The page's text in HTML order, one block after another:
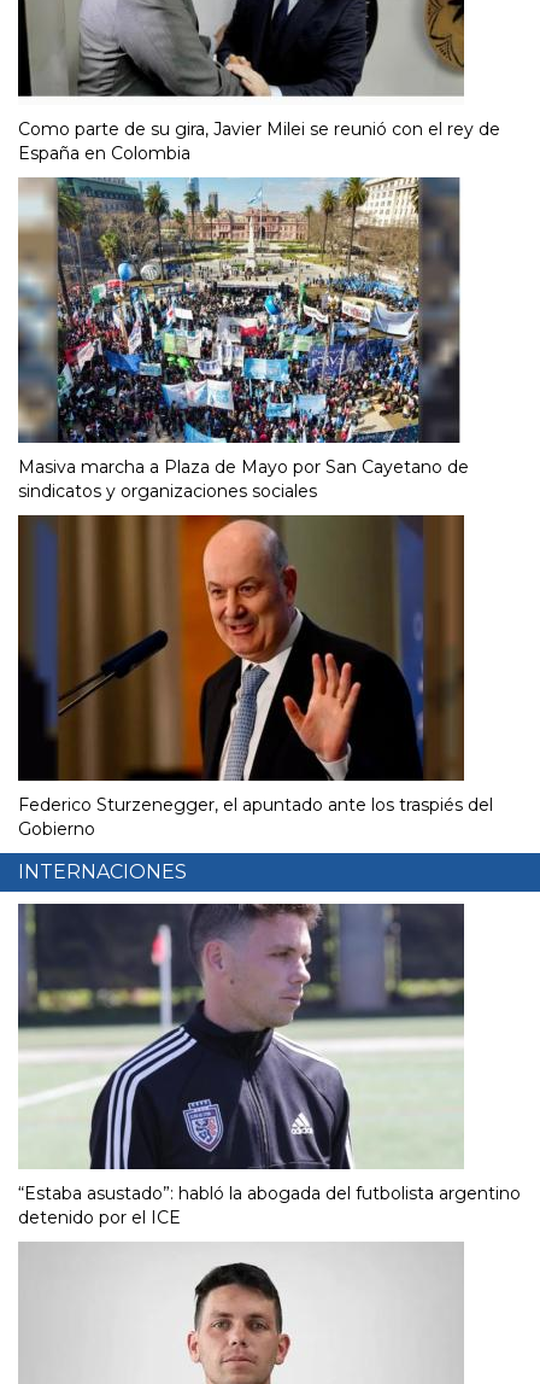
Como parte de su gira, Javier Milei se reunió con el rey de
España en Colombia
Masiva marcha a Plaza de Mayo por San Cayetano de
sindicatos y organizaciones sociales
Federico Sturzenegger, el apuntado ante los traspiés del
Gobierno
INTERNACIONES
“Estaba asustado”: habló la abogada del futbolista argentino
detenido por el ICE